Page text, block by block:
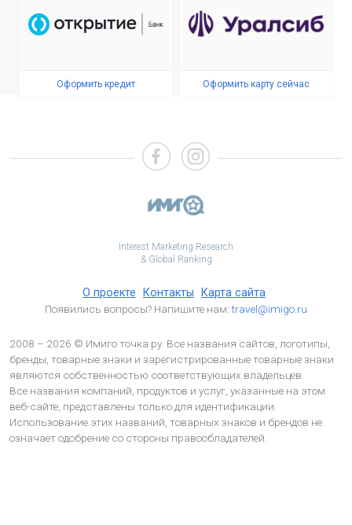
Оформить кредит Оформить карту сейчас
Interest Marketing Research
& Global Ranking
О проекте Контакты Карта сайта
Появились вопросы? Напишите нам:travel@imigo.ru
2008 – 2026 © Имиго точка ру. Все названия сайтов, логотипы,
бренды, товарные знаки и зарегистрированные товарные знаки
являются собственностью соответствующих владельцев.
Все названия компаний, продуктов и услуг, указанные на этом
веб-сайте, представлены только для идентификации.
Использование этих названий, товарных знаков и брендов не
означает одобрение со стороны правообладателей.